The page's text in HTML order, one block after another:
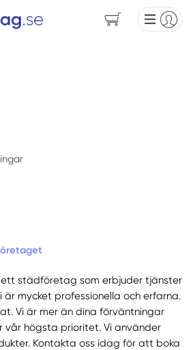
ett städföretag som erbjuder tjänster
är mycket professionella och erfarna.
Vi är mer än dina förväntningar
vår högsta prioritet. Vi använder
Kontakta oss idag för att boka